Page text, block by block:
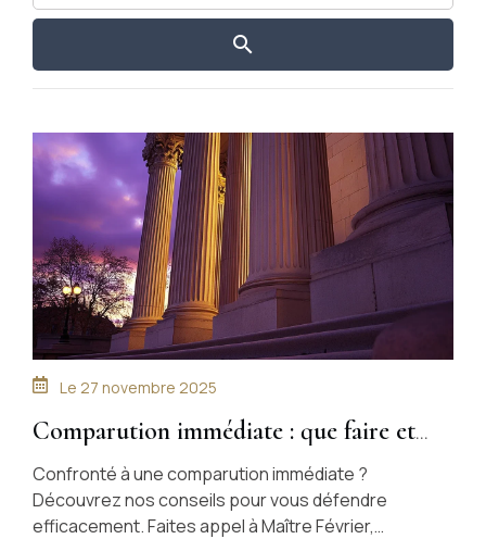
Le 27 novembre 2025
Comparution immédiate : que faire et
comment se défendre ?
Confronté à une comparution immédiate ?
Découvrez nos conseils pour vous défendre
efficacement. Faites appel à Maître Février,